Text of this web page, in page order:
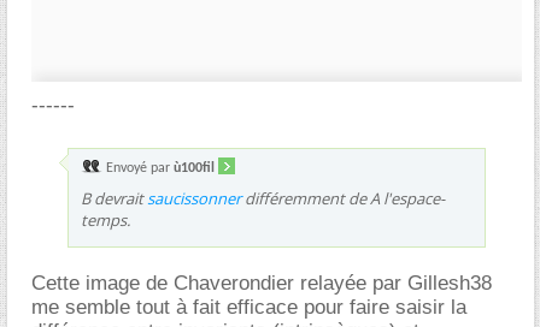
------
Envoyé par ù100fil
B devraitsaucissonnerdifféremment de A l'espace-
temps.
Cette image de Chaverondier relayée par Gillesh38
me semble tout à fait efficace pour faire saisir la